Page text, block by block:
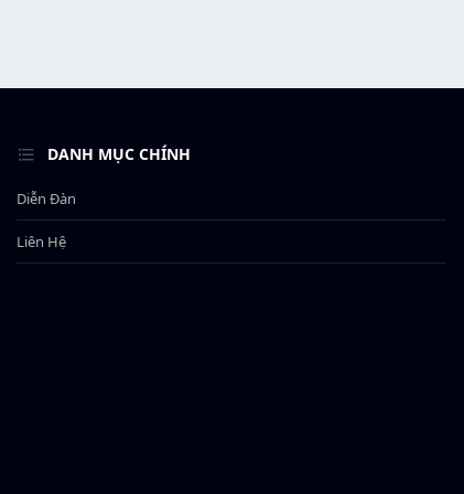
DANH MỤC CHÍNH
Diễn Đàn
Liên Hệ